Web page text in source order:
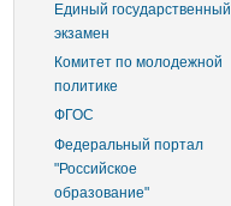
Единый государственный
экзамен
Комитет по молодежной
политике
ФГОС
Федеральный портал
"Российское
образование"